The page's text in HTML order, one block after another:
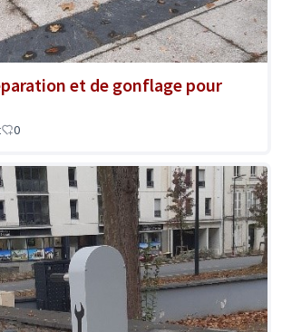
et de gonflage pour
0